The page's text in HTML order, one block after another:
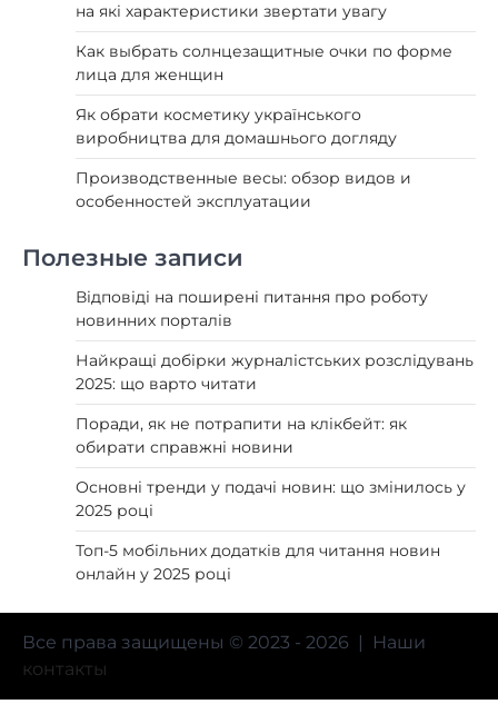
на які характеристики звертати увагу
Как выбрать солнцезащитные очки по форме
лица для женщин
Як обрати косметику українського
виробництва для домашнього догляду
Производственные весы: обзор видов и
особенностей эксплуатации
Полезные записи
Відповіді на поширені питання про роботу
новинних порталів
Найкращі добірки журналістських розслідувань
2025: що варто читати
Поради, як не потрапити на клікбейт: як
обирати справжні новини
Основні тренди у подачі новин: що змінилось у
2025 році
Топ-5 мобільних додатків для читання новин
онлайн у 2025 році
Все права защищены © 2023 - 2026 | Наши
контакты